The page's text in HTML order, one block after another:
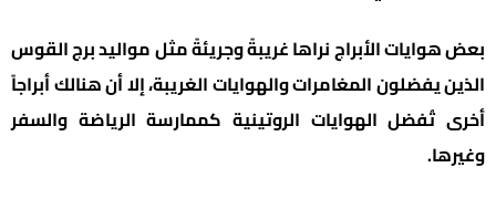
بعض هوايات الأبراج نراها غريبةً وجريئةً مثل مواليد برج القوس
الذين يفضلون المغامرات والهوايات الغريبة، إلا أن هنالك أبراجاً
أخرى تُفضل الهوايات الروتينية كممارسة الرياضة والسفر
وغيرها.